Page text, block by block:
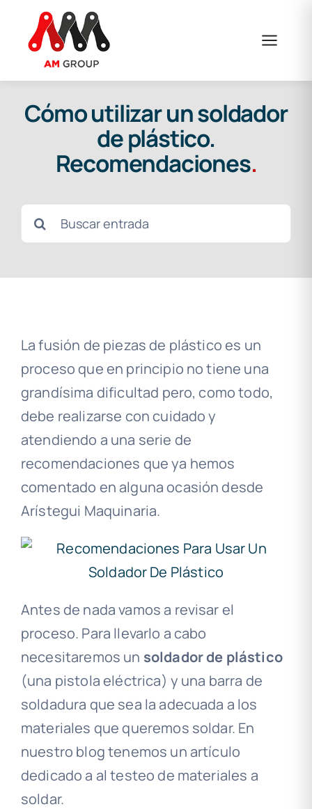
contenido
Cómo utilizar un soldador
de plástico.
Recomendaciones.
Buscar:
La fusión de piezas de plástico es un
proceso que en principio no tiene una
grandísima dificultad pero, como todo,
debe realizarse con cuidado y
atendiendo a una serie de
recomendaciones que ya hemos
comentado en alguna ocasión desde
Arístegui Maquinaria.
Antes de nada vamos a revisar el
proceso. Para llevarlo a cabo
necesitaremos un soldador de plástico
(una pistola eléctrica) y una barra de
soldadura que sea la adecuada a los
materiales que queremos soldar. En
nuestro blog tenemos un artículo
dedicado a al testeo de materiales a
soldar.